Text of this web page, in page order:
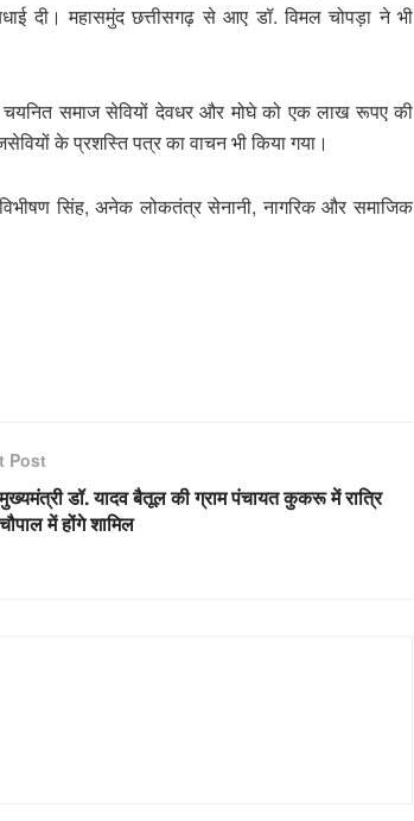
दी। महासमुंद छत्तीसगढ़ से आए डॉ. विमल चोपड़ा ने भी
चयनित समाज सेवियों देवधर और मोघे को एक लाख रूपए की
के प्रशस्ति पत्र का वाचन भी किया गया।
सिंह, अनेक लोकतंत्र सेनानी, नागरिक और समाजिक
Post
मुख्यमंत्री डॉ. यादव बैतूल की ग्राम पंचायत कुकरू में रात्रि
चौपाल में होंगे शामिल